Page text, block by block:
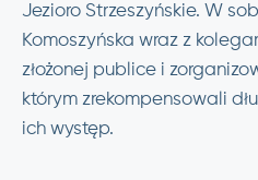
Jezioro Strzeszyńskie. W
Komoszyńska wraz z
złożonej publice i
którym zrekompensowali
ich występ.